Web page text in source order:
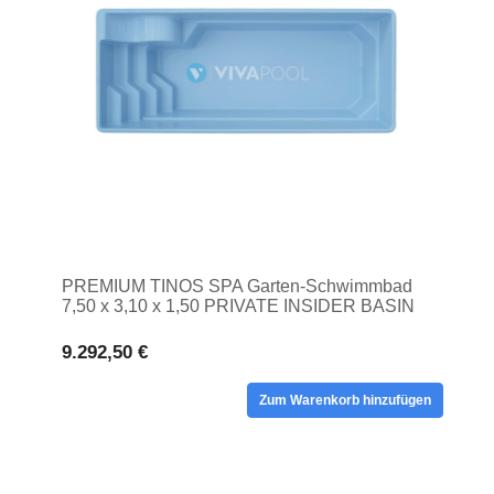
PREMIUM TINOS SPA Garten-Schwimmbad
7,50 x 3,10 x 1,50 PRIVATE INSIDER BASIN
9.292,50 €
Zum Warenkorb hinzufügen